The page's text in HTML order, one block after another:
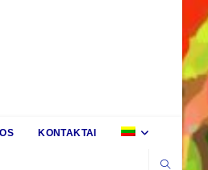
KONTAKTAI